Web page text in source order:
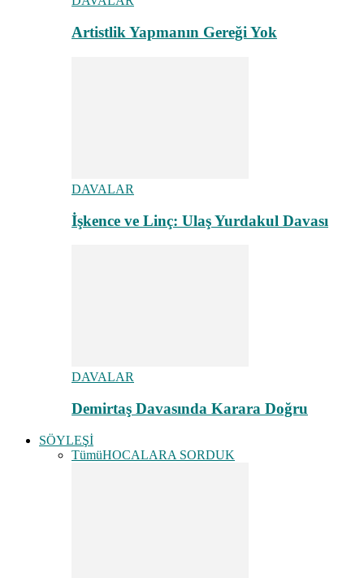
Artistlik Yapmanın Gereği Yok
DAVALAR
İşkence ve Linç: Ulaş Yurdakul Davası
DAVALAR
Demirtaş Davasında Karara Doğru
SÖYLEŞİ
TümüHOCALARA SORDUK